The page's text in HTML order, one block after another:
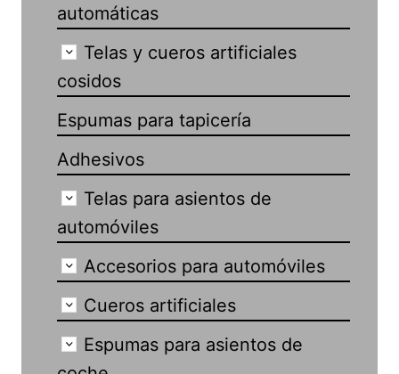
automáticas
Telas y cueros artificiales
cosidos
Espumas para tapicería
Adhesivos
Telas para asientos de
automóviles
Accesorios para automóviles
Cueros artificiales
Espumas para asientos de